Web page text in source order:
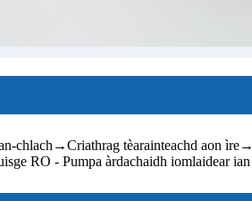
chlach →Criathrag tèarainteachd aon ìre→
RO - Pumpa àrdachaidh iomlaidear ian